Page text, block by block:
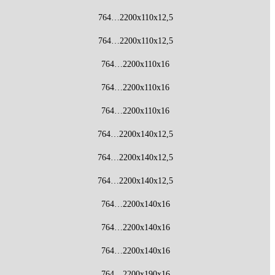
764…2200x110x12,5
764…2200x110x12,5
764…2200x110x16
764…2200x110x16
764…2200x110x16
764…2200x140x12,5
764…2200x140x12,5
764…2200x140x12,5
764…2200x140x16
764…2200x140x16
764…2200x140x16